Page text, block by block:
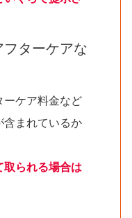
ターケアな
ーケア料金など
含まれているか
取られる場合は